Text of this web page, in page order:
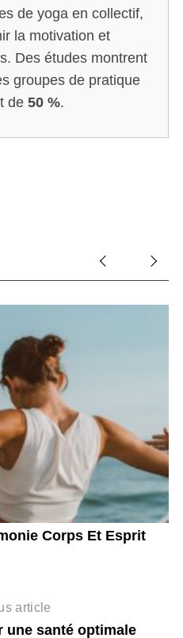
de yoga en collectif,
la motivation et
Des études montrent
groupes de pratique
de 50 %.
Corps Et Esprit
article
une santé optimale